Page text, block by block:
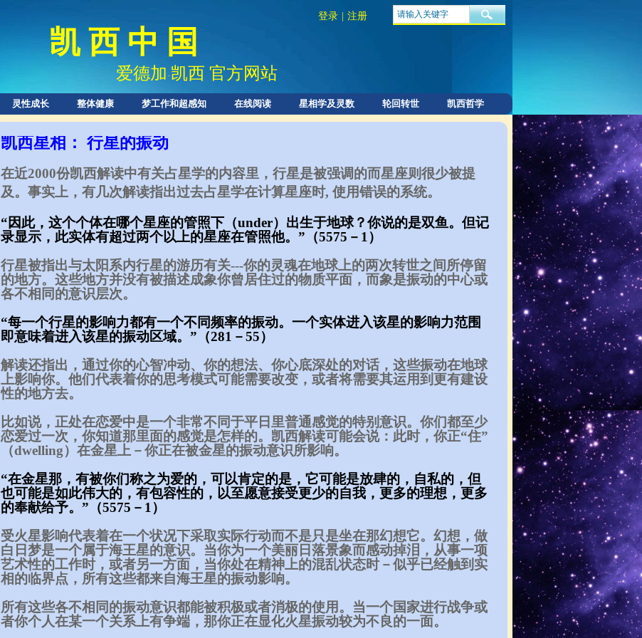
灵性成长 整体健康 梦工作和超感知 在线阅读 星相学及灵数 轮回转世 凯西哲学
凯 西 中 国
登录 注册
爱德加 · 凯西 官方网站
凯西星相： 行星的振动​
在近2000份凯西解读中有关占星学的内容里，行星是被强调的而星座则很少被提
及。事实 上，有几次解读指出过去占星学在计算星座时, 使用错误的系统。
“因此，这个个体在哪个星座的管照下（under）出生于地球？你说的是双鱼。但记
录显示，此实体有超过两个以上的星座在管照他。”（5575－1）
行星被指出与太阳系内行星的游历有关---你的灵魂在地球上的两次转世之间所停留
的地方。这些地方并没有被描述成象你曾居住过的物质平面，而象是振动的中心或
各不相同的意识层次。
“每一个行星的影响力都有一个不同频率的振动。一个实体进入该星的影响力范围
即意味着进入该星的振动区域。”（281－55）
解读还指出，通过你的心智冲动、你的想法、你心底深处的对话，这些振动在地球
上影响你。他们代表着你的思考模式可能需要改变，或者将需要其运用到更有建设
性的地方去。
比如说，正处在恋爱中是一个非常不同于平日里普通感觉的特别意识。你们都至少
恋爱过一次，你知道那里面的感觉是怎样的。凯西解读可能会说：此时，你正“住”
（dwelling）在金星上－你正在被金星的振动意识所影响。
“在金星那，有被你们称之为爱的，可以肯定的是，它可能是放肆的，自私的，但
也可能是如此伟大的，有包容性的，以至愿意接受更少的自我，更多的理想，更多
的奉献给予。”（5575－1）
受火星影响代表着在一个状况下采取实际行动而不是只是坐在那幻想它。幻想，做
白日梦是一个属于海王星的意识。当你为一个美丽日落景象而感动掉泪，从事一项
艺术性的工作时，或者另一方面，当你处在精神上的混乱状态时－似乎已经触到实
相的临界点，所有这些都来自海王星的振动影响。
所有这些各不相同的振动意识都能被积极或者消极的使用。当一个国家进行战争或
者你个人在某一个关系上有争端，那你正在显化火星振动较为不良的一面。